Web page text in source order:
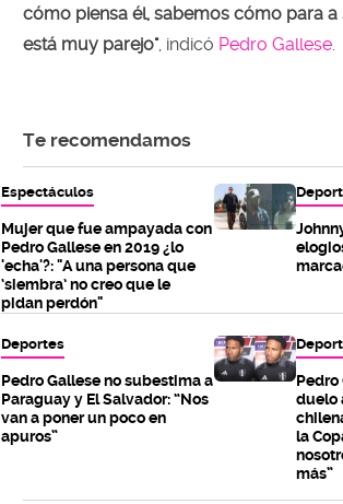
cómo piensa él, sabemos cómo para
está muy parejo", indicó Pedro Gallese
Te recomendamos
Espectáculos
Mujer que fue ampayada con
Pedro Gallese en 2019 ¿lo
'echa'?: "A una persona que
‘siembra’ no creo que le
pidan perdón"
Deportes
Pedro Gallese no subestima a
Paraguay y El Salvador: “Nos
van a poner un poco en
apuros”
Pedro
duelo
la
más”